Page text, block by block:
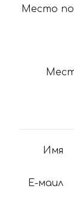
Место
Имя
Е-маил